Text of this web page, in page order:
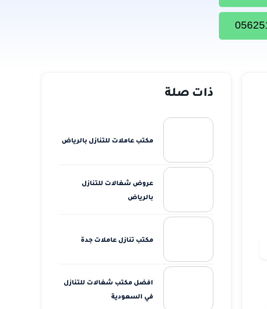
ذات صلة
مكتب عاملات للتنازل بالرياض
عروض شغالات للتنازل
بالرياض
مكتب تنازل عاملات جدة
افضل مكتب شغالات للتنازل
في السعودية